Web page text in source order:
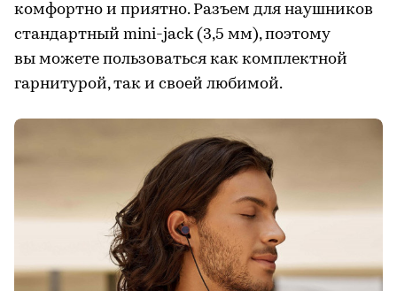
комфортно и приятно. Разъем для наушников
стандартный mini-jack (3,5 мм), поэтому
вы можете пользоваться как комплектной
гарнитурой, так и своей любимой.